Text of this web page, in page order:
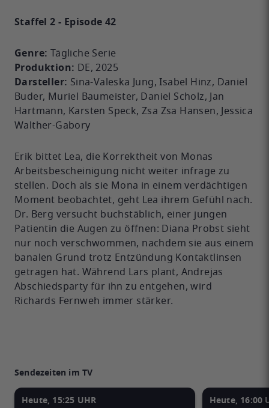
Staffel 2 - Episode 42
Genre: Tägliche Serie
Produktion: DE, 2025
Darsteller: Sina-Valeska Jung, Isabel Hinz, Daniel
Buder, Muriel Baumeister, Daniel Scholz, Jan
Hartmann, Karsten Speck, Zsa Zsa Hansen, Jessica
Walther-Gabory
Erik bittet Lea, die Korrektheit von Monas
Arbeitsbescheinigung nicht weiter infrage zu
stellen. Doch als sie Mona in einem verdächtigen
Moment beobachtet, geht Lea ihrem Gefühl nach.
Dr. Berg versucht buchstäblich, einer jungen
Patientin die Augen zu öffnen: Diana Probst sieht
nur noch verschwommen, nachdem sie aus einem
banalen Grund trotz Entzündung Kontaktlinsen
getragen hat. Während Lars plant, Andrejas
Abschiedsparty für ihn zu entgehen, wird
Richards Fernweh immer stärker.
Sendezeiten im TV
Heute, 15:25 UHR Heute, 16:00